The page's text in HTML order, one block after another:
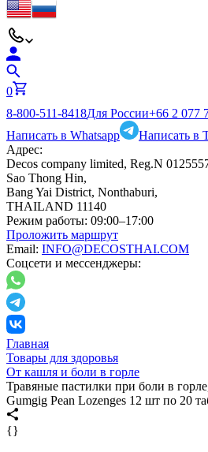
0
8-800-511-8418Для России+66 2 077
Написать в Whatsapp
Написать в
Адрес:
Decos company limited, Reg.N
Sao Thong Hin,
Bang Yai District, Nonthaburi,
THAILAND 11140
Режим работы: 09:00–17:00
Проложить маршрут
Email: INFO@DECOSTHAI.COM
Соцсети и мессенджеры:
Главная
Товары для здоровья
От кашля и боли в горле
Травяные пастилки при боли в
Gumgig Pean Lozenges 12 шт по
{}